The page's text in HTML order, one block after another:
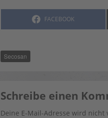
SHARE
FACEBOOK
Secosan
Schreibe einen
Deine E-Mail-Adresse wird